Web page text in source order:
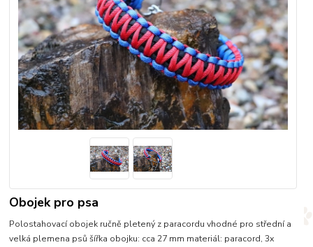
Obojek pro psa
Polostahovací obojek ručně pletený z paracordu vhodné pro střední a
velká plemena psů šířka obojku: cca 27 mm materiál: paracord, 3x